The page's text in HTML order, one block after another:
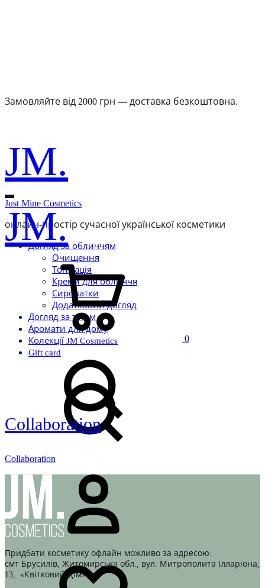
Замовляйте від 2000 грн — доставка безкоштовна.
JM.
Just Mine Cosmetics
онлайн-простір сучасної української косметики
Догляд за обличчям
Очищення
Тонізація
Креми для обличчя
Сироватки
Додатковий догляд
Догляд за тілом
Аромати для дому
Колекції JM Cosmetics
Gift card
Wishlist
JM.
0
Collaboration
Collaboration
Придбати косметику офлайн можливо за адресою:
смт Брусилів, Житомирська обл., вул. Митрополита Ілларіона,
13,
«Квітковий Дім»